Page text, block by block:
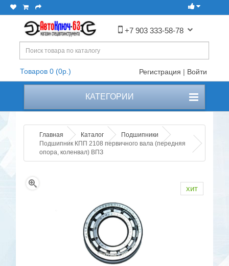
+7 903 333-58-78
Товаров 0 (0р.) Регистрация | Войти
КАТЕГОРИИ
Главная Каталог
Подшипники
Подшипник КПП 2108 первичного вала (передняя
опора, коленвал) ВПЗ
хит